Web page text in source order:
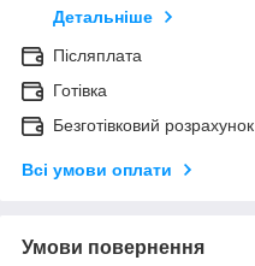
Детальніше
Післяплата
Готівка
Безготівковий розрахунок
Всі умови оплати
Умови повернення